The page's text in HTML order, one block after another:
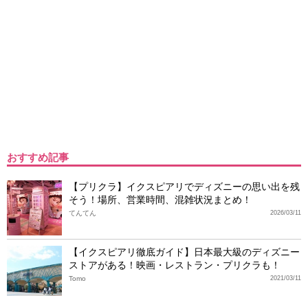
おすすめ記事
【プリクラ】イクスピアリでディズニーの思い出を残
そう！場所、営業時間、混雑状況まとめ！
2026/03/11
てんてん
【イクスピアリ徹底ガイド】日本最大級のディズニー
ストアがある！映画・レストラン・プリクラも！
2021/03/11
Tomo